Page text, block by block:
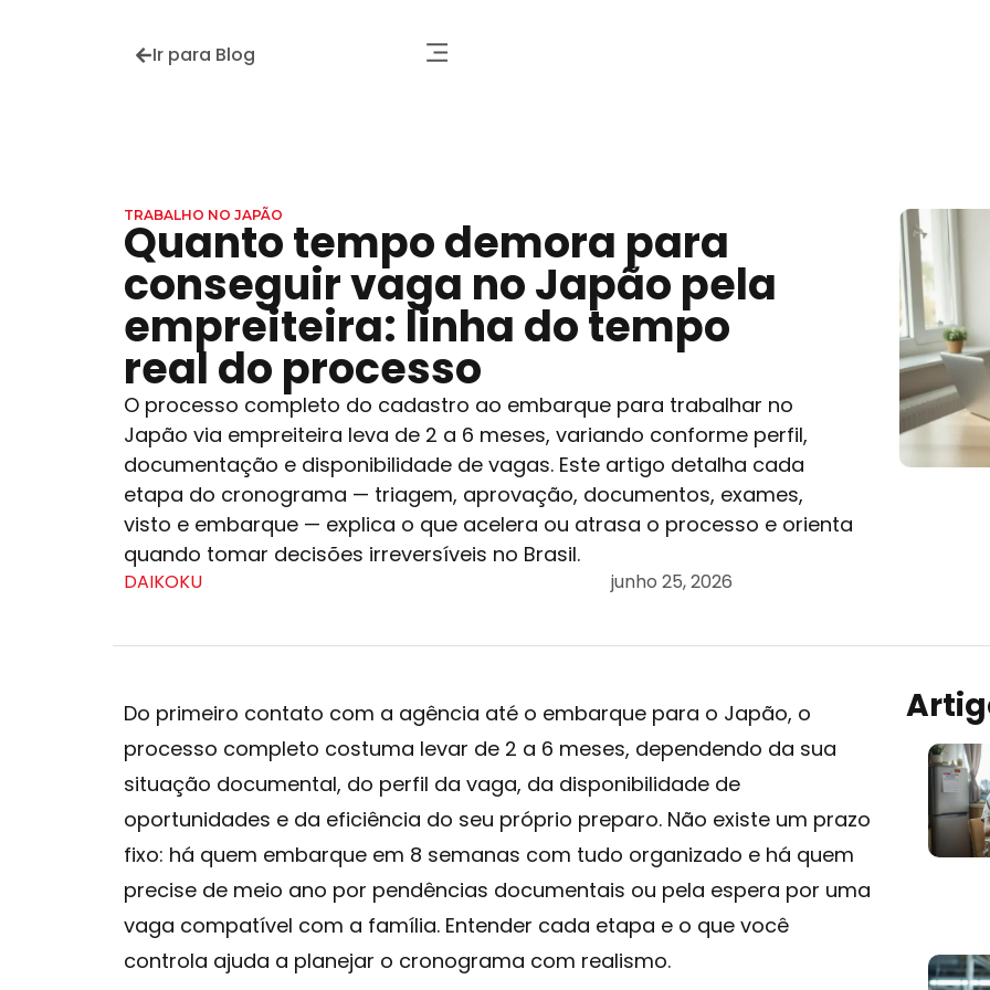
Ir para Blog
TRABALHO NO JAPÃO
Quanto tempo demora para
conseguir vaga no Japão pela
empreiteira: linha do tempo
real do processo
O processo completo do cadastro ao embarque para trabalhar no
Japão via empreiteira leva de 2 a 6 meses, variando conforme perfil,
documentação e disponibilidade de vagas. Este artigo detalha cada
etapa do cronograma — triagem, aprovação, documentos, exames,
visto e embarque — explica o que acelera ou atrasa o processo e orienta
quando tomar decisões irreversíveis no Brasil.
DAIKOKU junho 25, 2026
Do primeiro contato com a agência até o embarque para o Japão, o
processo completo costuma levar de 2 a 6 meses, dependendo da sua
situação documental, do perfil da vaga, da disponibilidade de
oportunidades e da eficiência do seu próprio preparo. Não existe um prazo
fixo: há quem embarque em 8 semanas com tudo organizado e há quem
precise de meio ano por pendências documentais ou pela espera por uma
vaga compatível com a família. Entender cada etapa e o que você
controla ajuda a planejar o cronograma com realismo.